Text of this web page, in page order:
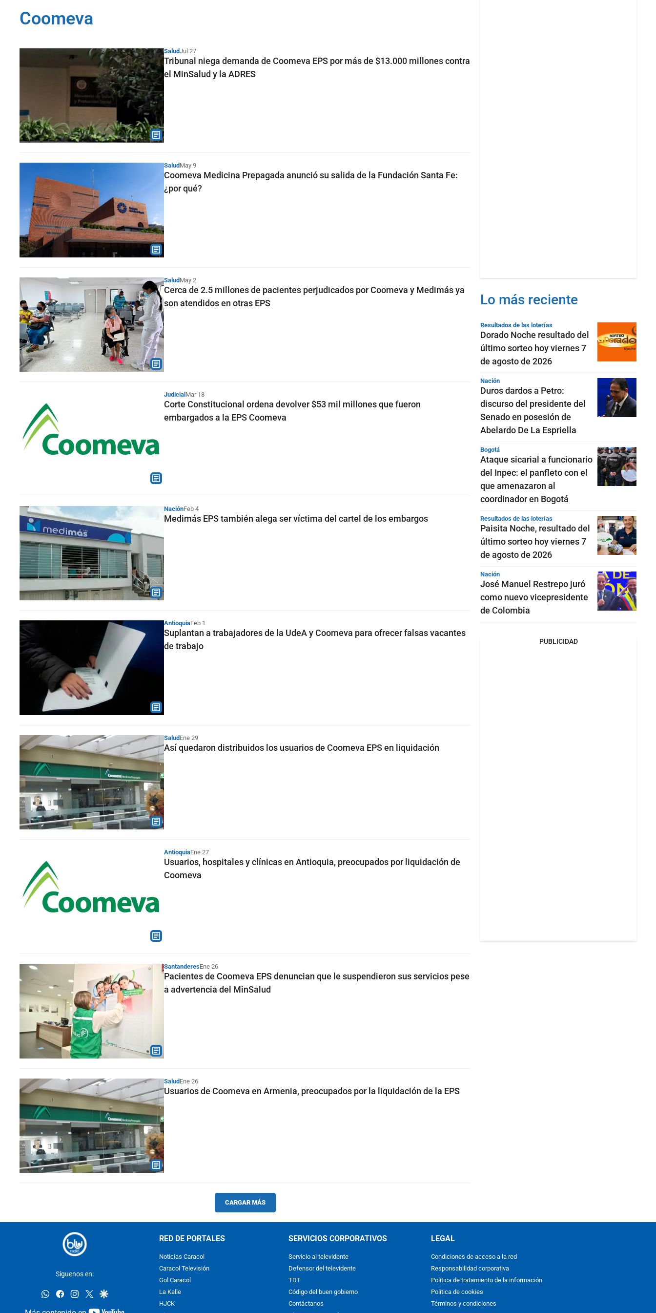
Coomeva
SaludJul 27
Tribunal niega demanda de Coomeva EPS por más de $13.000 millones contra
el MinSalud y la ADRES
Salud May 9
Coomeva Medicina Prepagada anunció su salida de la Fundación Santa Fe:
¿por qué?
SaludMay 2
Cerca de 2.5 millones de pacientes perjudicados por Coomeva y Medimás ya
son atendidos en otras EPS
Judicial Mar 18
Corte Constitucional ordena devolver $53 mil millones que fueron
embargados a la EPS Coomeva
NaciónFeb 4
Medimás EPS también alega ser víctima del cartel de los embargos
AntioquiaFeb 1
Suplantan a trabajadores de la UdeA y Coomeva para ofrecer falsas vacantes
de trabajo
Salud Ene 29
Así quedaron distribuidos los usuarios de Coomeva EPS en liquidación
AntioquiaEne 27
Usuarios, hospitales y clínicas en Antioquia, preocupados por liquidación de
Coomeva
SantanderesEne 26
Pacientes de Coomeva EPS denuncian que le suspendieron sus servicios pese
a advertencia del MinSalud
SaludEne 26
Usuarios de Coomeva en Armenia, preocupados por la liquidación de la EPS
CARGAR MÁS
Lo más reciente
Resultados de las loterías
Dorado Noche resultado del
último sorteo hoy viernes 7
de agosto de 2026
Nación
Duros dardos a Petro:
discurso del presidente del
Senado en posesión de
Abelardo De La Espriella
Bogotá
Ataque sicarial a funcionario
del Inpec: el panfleto con el
que amenazaron al
coordinador en Bogotá
Resultados de las loterías
Paisita Noche, resultado del
último sorteo hoy viernes 7
de agosto de 2026
Nación
José Manuel Restrepo juró
como nuevo vicepresidente
de Colombia
PUBLICIDAD
Síguenos en:
whatsappfacebookinstagram
twittergoogle
RED DE PORTALES
Noticias Caracol
Caracol Televisión
Gol Caracol
La Kalle
HJCK
SERVICIOS CORPORATIVOS
Servicio al televidente
Defensor del televidente
TDT
Código del buen gobierno
Contáctanos
LEGAL
Condiciones de acceso a la red
Responsabilidad corporativa
Política de tratamiento de la información
Política de cookies
Términos y condiciones